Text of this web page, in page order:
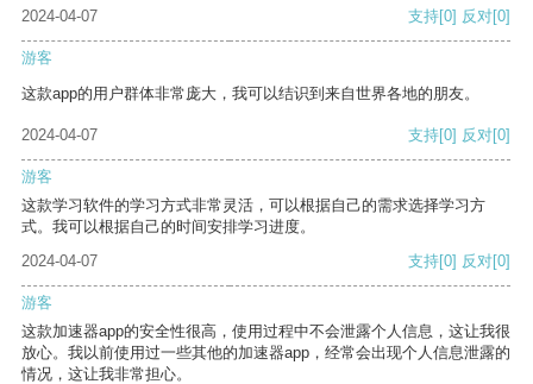
2024-04-07
支持[0] 反对[0]
游客
这款app的用户群体非常庞大，我可以结识到来自世界各地的朋友。
2024-04-07 支持[0] 反对[0]
游客
这款学习软件的学习方式非常灵活，可以根据自己的需求选择学习方
式。我可以根据自己的时间安排学习进度。
2024-04-07
支持[0] 反对[0]
游客
这款加速器app的安全性很高，使用过程中不会泄露个人信息，这让我很
放心。我以前使用过一些其他的加速器app，经常会出现个人信息泄露的
情况，这让我非常担心。